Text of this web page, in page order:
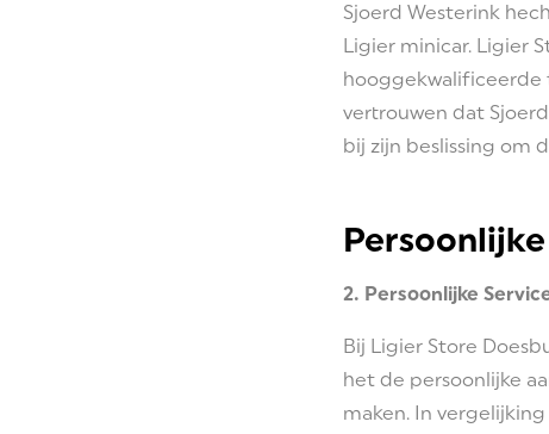
Sjoerd Westerink
Ligier minicar. Ligier
hooggekwalificeerde
vertrouwen dat
bij zijn beslissing om
2. Persoonlijke
Bij Ligier Store
het de persoonlijke
maken. In